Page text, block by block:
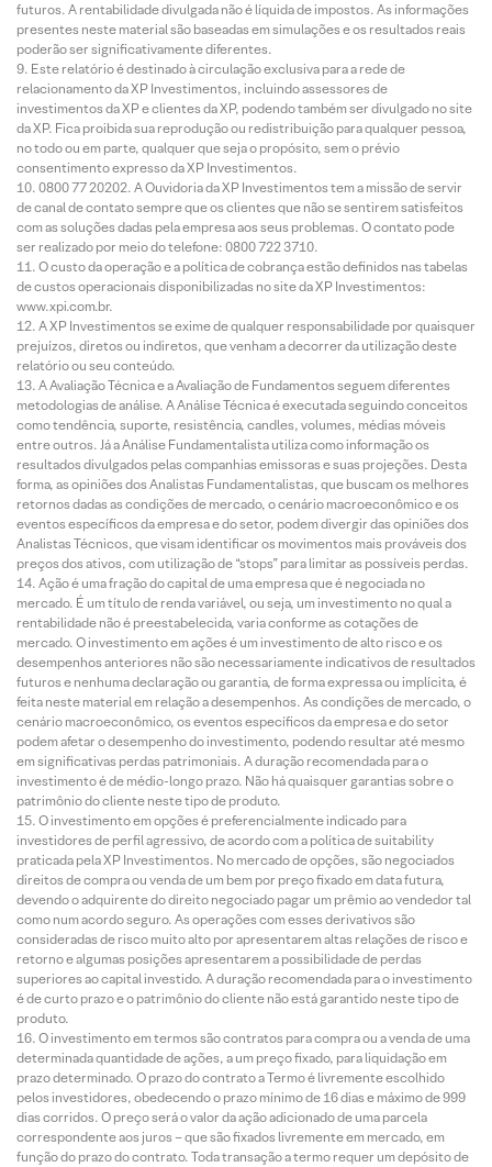
futuros. A rentabilidade divulgada não é líquida de impostos. As informações
presentes neste material são baseadas em simulações e os resultados reais
poderão ser significativamente diferentes.
Este relatório é destinado à circulação exclusiva para a rede de
relacionamento da XP Investimentos, incluindo assessores de
investimentos da XP e clientes da XP, podendo também ser divulgado no site
da XP. Fica proibida sua reprodução ou redistribuição para qualquer pessoa,
no todo ou em parte, qualquer que seja o propósito, sem o prévio
consentimento expresso da XP Investimentos.
0800 77 20202. A Ouvidoria da XP Investimentos tem a missão de servir
de canal de contato sempre que os clientes que não se sentirem satisfeitos
com as soluções dadas pela empresa aos seus problemas. O contato pode
ser realizado por meio do telefone: 0800 722 3710.
O custo da operação e a política de cobrança estão definidos nas tabelas
de custos operacionais disponibilizadas no site da XP Investimentos:
www.xpi.com.br.
A XP Investimentos se exime de qualquer responsabilidade por quaisquer
prejuízos, diretos ou indiretos, que venham a decorrer da utilização deste
relatório ou seu conteúdo.
A Avaliação Técnica e a Avaliação de Fundamentos seguem diferentes
metodologias de análise. A Análise Técnica é executada seguindo conceitos
como tendência, suporte, resistência, candles, volumes, médias móveis
entre outros. Já a Análise Fundamentalista utiliza como informação os
resultados divulgados pelas companhias emissoras e suas projeções. Desta
forma, as opiniões dos Analistas Fundamentalistas, que buscam os melhores
retornos dadas as condições de mercado, o cenário macroeconômico e os
eventos específicos da empresa e do setor, podem divergir das opiniões dos
Analistas Técnicos, que visam identificar os movimentos mais prováveis dos
preços dos ativos, com utilização de “stops” para limitar as possíveis perdas.
Ação é uma fração do capital de uma empresa que é negociada no
mercado. É um título de renda variável, ou seja, um investimento no qual a
rentabilidade não é preestabelecida, varia conforme as cotações de
mercado. O investimento em ações é um investimento de alto risco e os
desempenhos anteriores não são necessariamente indicativos de resultados
futuros e nenhuma declaração ou garantia, de forma expressa ou implícita, é
feita neste material em relação a desempenhos. As condições de mercado, o
cenário macroeconômico, os eventos específicos da empresa e do setor
podem afetar o desempenho do investimento, podendo resultar até mesmo
em significativas perdas patrimoniais. A duração recomendada para o
investimento é de médio-longo prazo. Não há quaisquer garantias sobre o
patrimônio do cliente neste tipo de produto.
O investimento em opções é preferencialmente indicado para
investidores de perfil agressivo, de acordo com a política de suitability
praticada pela XP Investimentos. No mercado de opções, são negociados
direitos de compra ou venda de um bem por preço fixado em data futura,
devendo o adquirente do direito negociado pagar um prêmio ao vendedor tal
como num acordo seguro. As operações com esses derivativos são
consideradas de risco muito alto por apresentarem altas relações de risco e
retorno e algumas posições apresentarem a possibilidade de perdas
superiores ao capital investido. A duração recomendada para o investimento
é de curto prazo e o patrimônio do cliente não está garantido neste tipo de
produto.
O investimento em termos são contratos para compra ou a venda de uma
determinada quantidade de ações, a um preço fixado, para liquidação em
prazo determinado. O prazo do contrato a Termo é livremente escolhido
pelos investidores, obedecendo o prazo mínimo de 16 dias e máximo de 999
dias corridos. O preço será o valor da ação adicionado de uma parcela
correspondente aos juros – que são fixados livremente em mercado, em
função do prazo do contrato. Toda transação a termo requer um depósito de